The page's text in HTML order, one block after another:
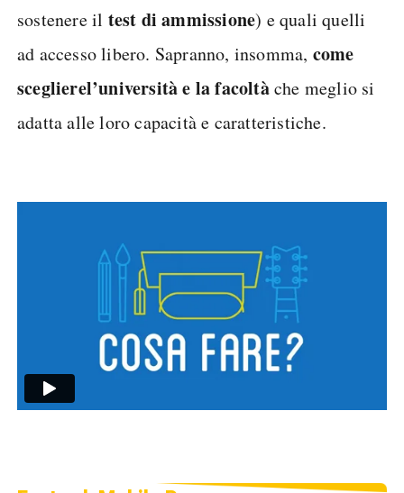
sostenere il test di ammissione) e quali quelli
ad accesso libero. Sapranno, insomma, come
sceglierel’università e la facoltàche meglio si
adatta alle loro capacità e caratteristiche.